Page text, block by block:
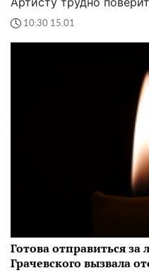
10:30 15.01
Готова отправиться
Грачевского вызвала